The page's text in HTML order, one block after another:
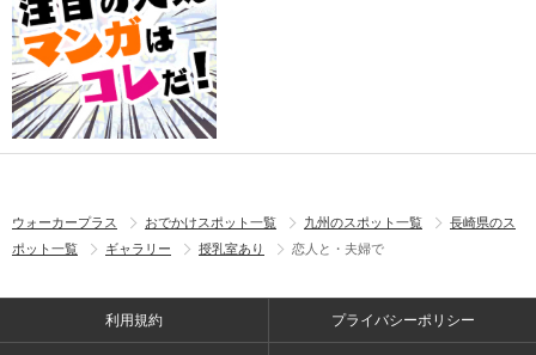
ウォーカープラス おでかけスポット一覧 九州のスポット一覧
長崎県のス
ポット一覧
ギャラリー 授乳室あり 恋人と・夫婦で
利用規約 プライバシーポリシー